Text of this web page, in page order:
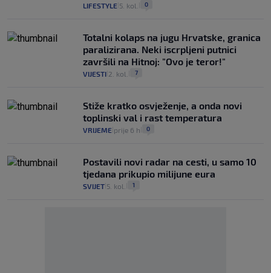
LIFESTYLE 5. kol. 0
Totalni kolaps na jugu Hrvatske, granica
paralizirana. Neki iscrpljeni putnici
završili na Hitnoj: "Ovo je teror!"
VIJESTI 2. kol. 7
Stiže kratko osvježenje, a onda novi
toplinski val i rast temperatura
VRIJEME prije 6 h 0
Postavili novi radar na cesti, u samo 10
tjedana prikupio milijune eura
SVIJET 5. kol. 1